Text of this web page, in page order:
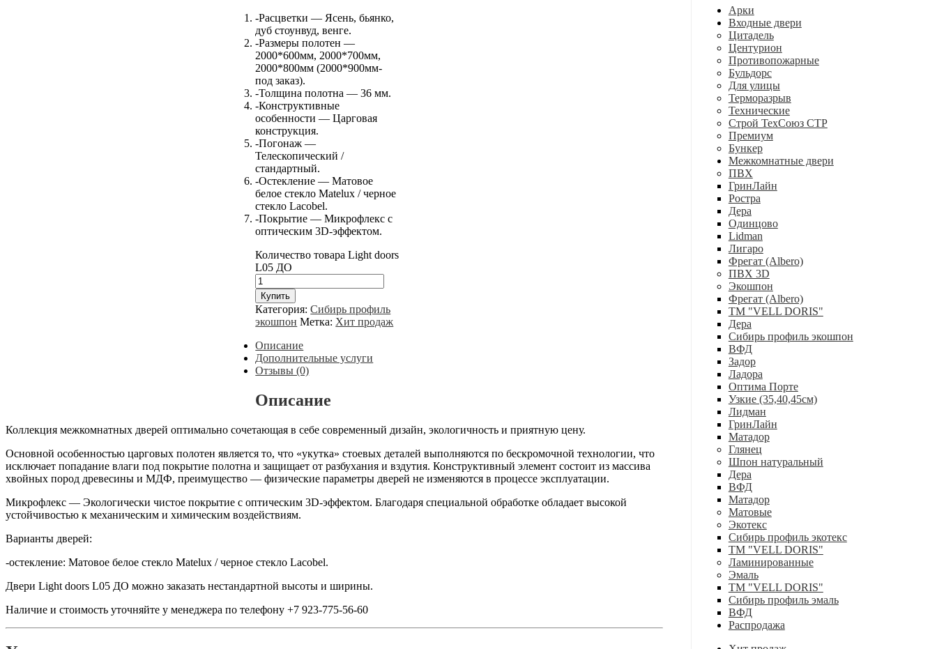
-Расцветки — Ясень, бьянко,
дуб стоунвуд, венге.
-Размеры полотен —
2000*600мм, 2000*700мм,
2000*800мм (2000*900мм-
под заказ).
-Толщина полотна — 36 мм.
-Конструктивные
особенности — Царговая
конструкция.
-Погонаж —
Телескопический /
стандартный.
-Остекление — Матовое
белое стекло Matelux / черное
стекло Lacobel.
-Покрытие — Микрофлекс с
оптическим 3D-эффектом.
Количество товара Light doors
L05 ДО
Купить
Категория:Сибирь профиль
экошпон Метка: Хит продаж
Описание
Дополнительные услуги
Отзывы (0)
Описание
Коллекция межкомнатных дверей оптимально сочетающая в себе современный дизайн, экологичность и приятную цену.
Основной особенностью царговых полотен является то, что «укутка» стоевых деталей выполняются по бескромочной технологии, что
исключает попадание влаги под покрытие полотна и защищает от разбухания и вздутия. Конструктивный элемент состоит из массива
хвойных пород древесины и МДФ, преимущество — физические параметры дверей не изменяются в процессе эксплуатации.
Микрофлекс — Экологически чистое покрытие с оптическим 3D-эффектом. Благодаря специальной обработке обладает высокой
устойчивостью к механическим и химическим воздействиям.
Варианты дверей:
-остекление: Матовое белое стекло Matelux / черное стекло Lacobel.
Двери Light doors L05 ДО можно заказать нестандартной высоты и ширины.
Наличие и стоимость уточняйте у менеджера по телефону +7 923-775-56-60
Арки
Входные двери
Цитадель
Центурион
Противопожарные
Бульдорс
Для улицы
Терморазрыв
Технические
Строй ТехСоюз СТР
Премиум
Бункер
Межкомнатные двери
ПВХ
ГринЛайн
Ростра
Дера
Одинцово
Lidman
Лигаро
Фрегат (Albero)
ПВХ 3D
Экошпон
Фрегат (Albero)
ТМ "VELL DORIS"
Дера
Сибирь профиль экошпон
ВФД
Задор
Ладора
Оптима Порте
Узкие (35,40,45см)
Лидман
ГринЛайн
Матадор
Глянец
Шпон натуральный
Дера
ВФД
Матадор
Матовые
Экотекс
Сибирь профиль экотекс
ТМ "VELL DORIS"
Ламинированные
Эмаль
ТМ "VELL DORIS"
Сибирь профиль эмаль
ВФД
Распродажа